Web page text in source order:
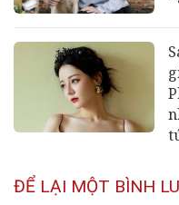
ĐỂ LẠI MỘT BÌNH